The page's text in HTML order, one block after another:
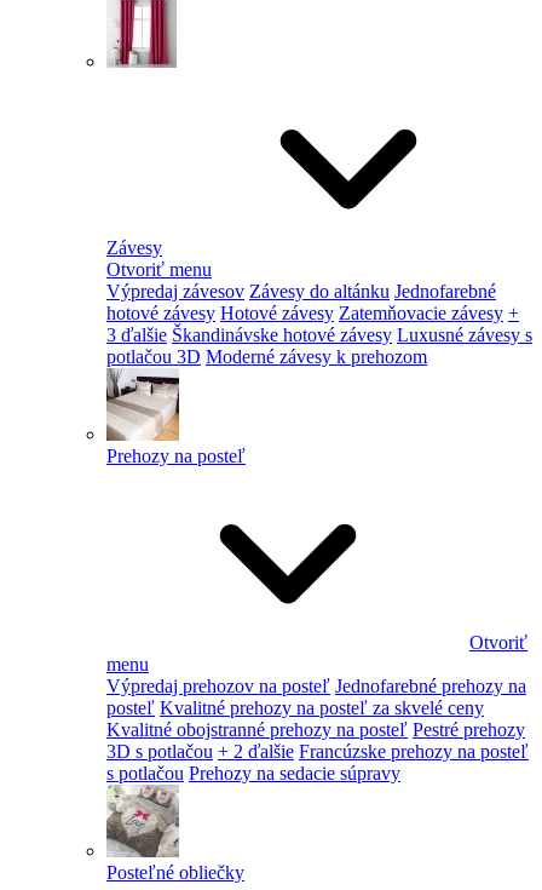
Závesy
Otvoriť menu
Výpredaj závesov Závesy do altánku Jednofarebné
hotové závesy Hotové závesy Zatemňovacie závesy +
3 ďalšie Škandinávske hotové závesy Luxusné závesy s
potlačou 3D Moderné závesy k prehozom
Prehozy na posteľ
Otvoriť
menu
Výpredaj prehozov na posteľ Jednofarebné prehozy na
posteľ Kvalitné prehozy na posteľ za skvelé ceny
Kvalitné obojstranné prehozy na posteľ Pestré prehozy
3D s potlačou + 2 ďalšie Francúzske prehozy na posteľ
s potlačou Prehozy na sedacie súpravy
Posteľné obliečky